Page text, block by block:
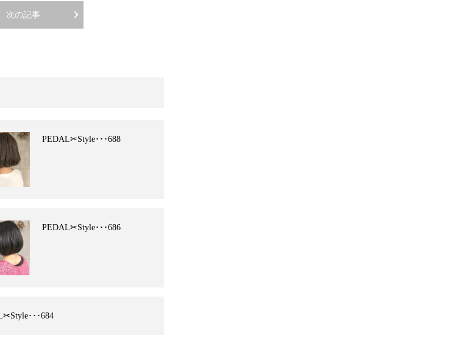
次の記事
PEDAL✂︎Style･･･688
PEDAL✂︎Style･･･686
･･･684